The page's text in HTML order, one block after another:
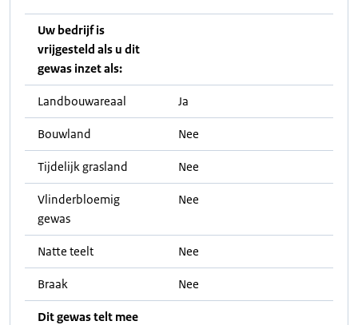
Uw bedrijf is
vrijgesteld als u dit
gewas inzet als:
Landbouwareaal Ja
Bouwland Nee
Tijdelijk grasland Nee
Vlinderbloemig
gewas
Nee
Natte teelt Nee
Braak Nee
Dit gewas telt mee